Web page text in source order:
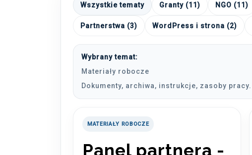
Wszystkie tematy Granty (11) NGO (11)
Partnerstwa (3) WordPress i strona (2)
Wybrany temat:
Materiały robocze
Dokumenty, archiwa, instrukcje, zasoby pracy.
MATERIAŁY ROBOCZE
Panel partnera -